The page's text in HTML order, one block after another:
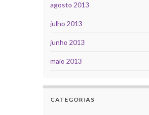
agosto 2013
julho 2013
junho 2013
maio 2013
CATEGORIAS